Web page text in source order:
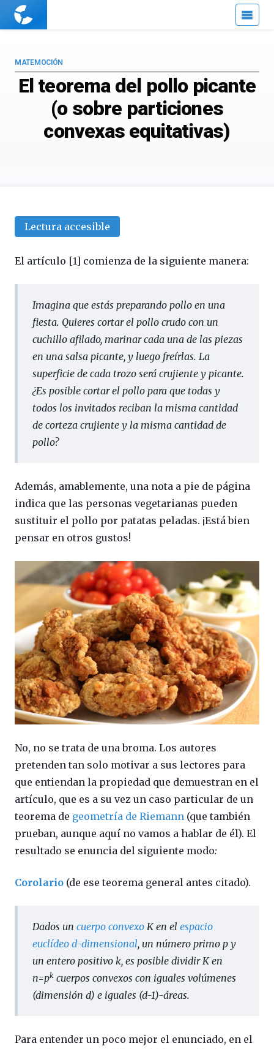
Cuaderno
El teorema del pollo picante
(o sobre particiones
convexas equitativas)
MATEMOCIÓN
Lectura accesible
El artículo [1] comienza de la siguiente manera:
Imagina que estás preparando pollo en una
fiesta. Quieres cortar el pollo crudo con un
cuchillo afilado, marinar cada una de las piezas
en una salsa picante, y luego freírlas. La
superficie de cada trozo será crujiente y picante.
¿Es posible cortar el pollo para que todas y
todos los invitados reciban la misma cantidad
de corteza crujiente y la misma cantidad de
pollo?
Además, amablemente, una nota a pie de página
indica que las personas vegetarianas pueden
sustituir el pollo por patatas peladas. ¡Está bien
pensar en otros gustos!
No, no se trata de una broma. Los autores
pretenden tan solo motivar a sus lectores para
que entiendan la propiedad que demuestran en el
artículo, que es a su vez un caso particular de un
teorema de geometría de Riemann (que también
prueban, aunque aquí no vamos a hablar de él). El
resultado se enuncia del siguiente modo:
Corolario (de ese teorema general antes citado).
Dados un cuerpo convexo Ken el espacio
euclídeo d-dimensional, un número primo p y
un entero positivo k, es posible dividir Ken
n=pk cuerpos convexos con iguales volúmenes
(dimensión d) e iguales (d-1)-áreas.
Para entender un poco mejor el enunciado, en el